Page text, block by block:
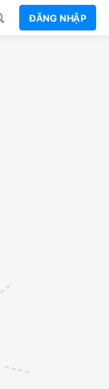
ĐĂNG NHẬP